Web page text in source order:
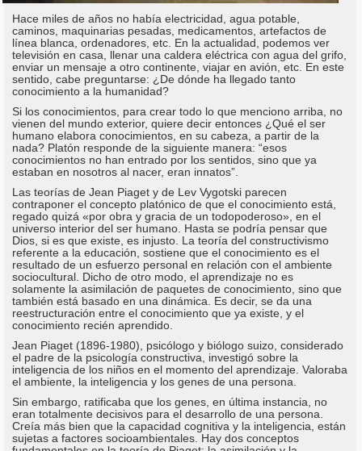
Hace miles de años no había electricidad, agua potable,
caminos, maquinarias pesadas, medicamentos, artefactos de
línea blanca, ordenadores, etc. En la actualidad, podemos ver
televisión en casa, llenar una caldera eléctrica con agua del grifo,
enviar un mensaje a otro continente, viajar en avión, etc. En este
sentido, cabe preguntarse: ¿De dónde ha llegado tanto
conocimiento a la humanidad?
Si los conocimientos, para crear todo lo que menciono arriba, no
vienen del mundo exterior, quiere decir entonces ¿Qué el ser
humano elabora conocimientos, en su cabeza, a partir de la
nada? Platón responde de la siguiente manera: “esos
conocimientos no han entrado por los sentidos, sino que ya
estaban en nosotros al nacer, eran innatos”.
Las teorías de Jean Piaget y de Lev Vygotski parecen
contraponer el concepto platónico de que el conocimiento está,
regado quizá «por obra y gracia de un todopoderoso», en el
universo interior del ser humano. Hasta se podría pensar que
Dios, si es que existe, es injusto. La teoría del constructivismo
referente a la educación, sostiene que el conocimiento es el
resultado de un esfuerzo personal en relación con el ambiente
sociocultural. Dicho de otro modo, el aprendizaje no es
solamente la asimilación de paquetes de conocimiento, sino que
también está basado en una dinámica. Es decir, se da una
reestructuración entre el conocimiento que ya existe, y el
conocimiento recién aprendido.
Jean Piaget (1896-1980), psicólogo y biólogo suizo, considerado
el padre de la psicología constructiva, investigó sobre la
inteligencia de los niños en el momento del aprendizaje. Valoraba
el ambiente, la inteligencia y los genes de una persona.
Sin embargo, ratificaba que los genes, en última instancia, no
eran totalmente decisivos para el desarrollo de una persona.
Creía más bien que la capacidad cognitiva y la inteligencia, están
sujetas a factores socioambientales. Hay dos conceptos